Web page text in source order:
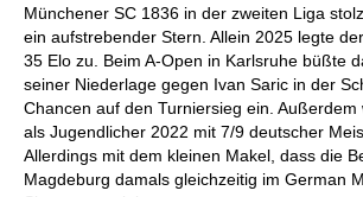
Münchener SC 1836 in der zweiten Liga
ein aufstrebender Stern. Allein 2025 legte
35 Elo zu. Beim A-Open in Karlsruhe büßte
seiner Niederlage gegen Ivan Saric in der
Chancen auf den Turniersieg ein.
als Jugendlicher 2022 mit 7/9 deutscher
Allerdings mit dem kleinen Makel, dass die
Magdeburg damals gleichzeitig im German